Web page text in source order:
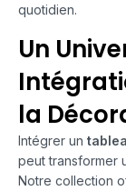
quotidien.
Un
la
Intégrer un
peut transformer
Notre collection